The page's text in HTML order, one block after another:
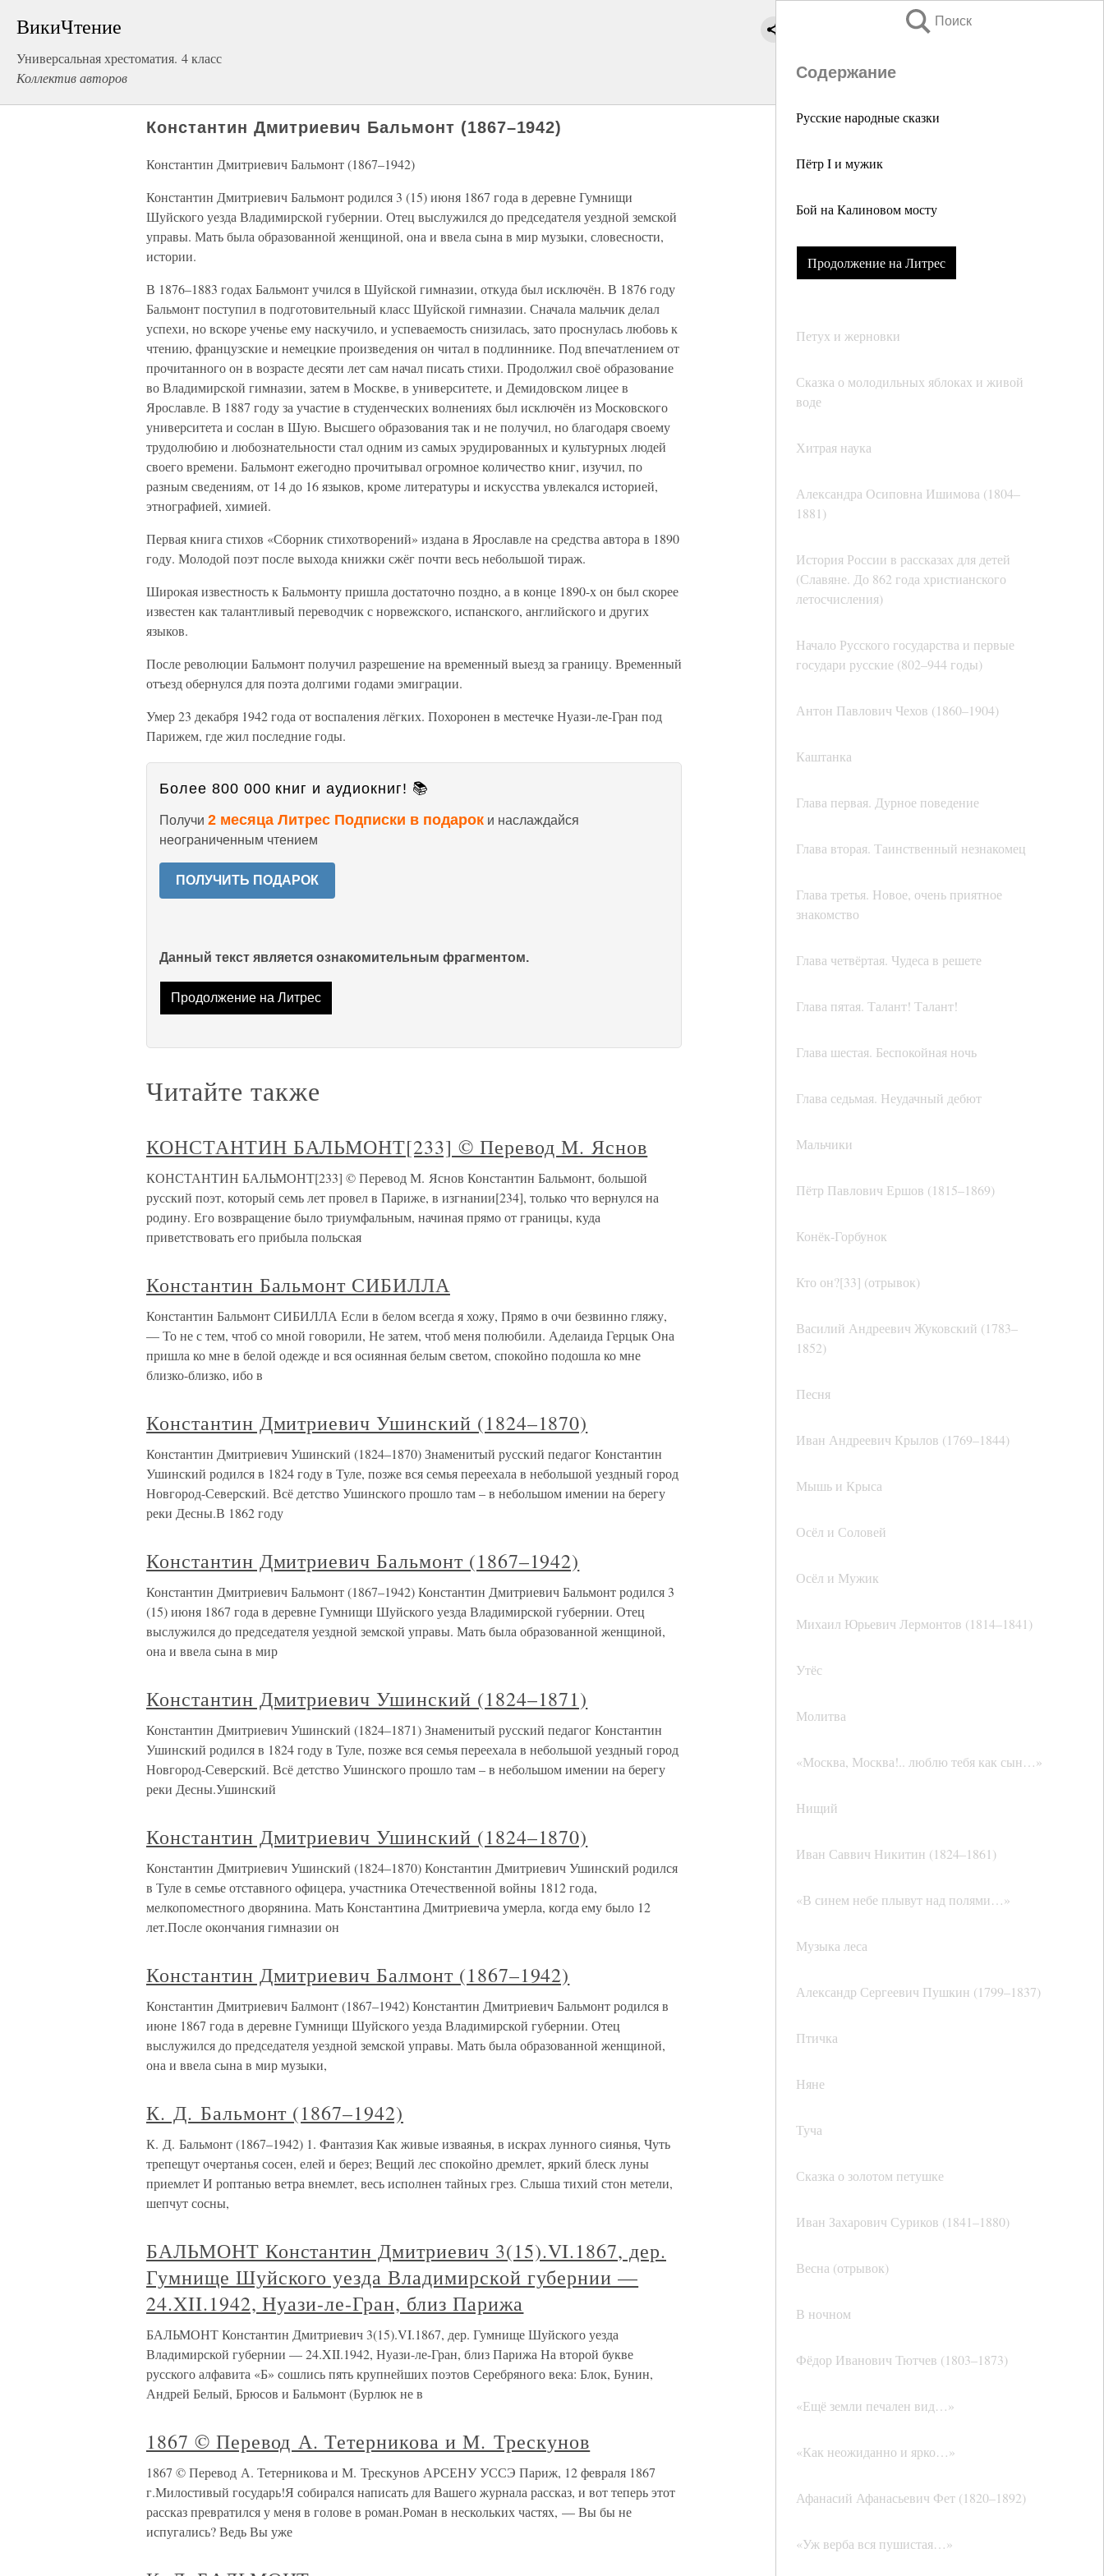
ВикиЧтение
Универсальная хрестоматия. 4 класс
Коллектив авторов
Поиск
Содержание
Русские народные сказки
Пётр I и мужик
Бой на Калиновом мосту
Продолжение на Литрес
Петух и жерновки
Сказка о молодильных яблоках и живой
воде
Хитрая наука
Александра Осиповна Ишимова (1804–
1881)
История России в рассказах для детей
(Славяне. До 862 года христианского
летосчисления)
Начало Русского государства и первые
государи русские (802–944 годы)
Антон Павлович Чехов (1860–1904)
Каштанка
Глава первая. Дурное поведение
Глава вторая. Таинственный незнакомец
Глава третья. Новое, очень приятное
знакомство
Глава четвёртая. Чудеса в решете
Глава пятая. Талант! Талант!
Глава шестая. Беспокойная ночь
Глава седьмая. Неудачный дебют
Мальчики
Пётр Павлович Ершов (1815–1869)
Конёк-Горбунок
Кто он?[33] (отрывок)
Василий Андреевич Жуковский (1783–
1852)
Песня
Иван Андреевич Крылов (1769–1844)
Мышь и Крыса
Осёл и Соловей
Осёл и Мужик
Михаил Юрьевич Лермонтов (1814–1841)
Утёс
Молитва
«Москва, Москва!.. люблю тебя как сын…»
Нищий
Иван Саввич Никитин (1824–1861)
«В синем небе плывут над полями…»
Музыка леса
Александр Сергеевич Пушкин (1799–1837)
Птичка
Няне
Туча
Сказка о золотом петушке
Иван Захарович Суриков (1841–1880)
Весна (отрывок)
В ночном
Фёдор Иванович Тютчев (1803–1873)
«Ещё земли печален вид…»
«Как неожиданно и ярко…»
Афанасий Афанасьевич Фет (1820–1892)
«Уж верба вся пушистая…»
Константин Дмитриевич Бальмонт (1867–1942)
Константин Дмитриевич Бальмонт (1867–1942)
Константин Дмитриевич Бальмонт родился 3 (15) июня 1867 года в деревне Гумнищи
Шуйского уезда Владимирской губернии. Отец выслужился до председателя уездной земской
управы. Мать была образованной женщиной, она и ввела сына в мир музыки, словесности,
истории.
В 1876–1883 годах Бальмонт учился в Шуйской гимназии, откуда был исключён. В 1876 году
Бальмонт поступил в подготовительный класс Шуйской гимназии. Сначала мальчик делал
успехи, но вскоре ученье ему наскучило, и успеваемость снизилась, зато проснулась любовь к
чтению, французские и немецкие произведения он читал в подлиннике. Под впечатлением от
прочитанного он в возрасте десяти лет сам начал писать стихи. Продолжил своё образование
во Владимирской гимназии, затем в Москве, в университете, и Демидовском лицее в
Ярославле. В 1887 году за участие в студенческих волнениях был исключён из Московского
университета и сослан в Шую. Высшего образования так и не получил, но благодаря своему
трудолюбию и любознательности стал одним из самых эрудированных и культурных людей
своего времени. Бальмонт ежегодно прочитывал огромное количество книг, изучил, по
разным сведениям, от 14 до 16 языков, кроме литературы и искусства увлекался историей,
этнографией, химией.
Первая книга стихов «Сборник стихотворений» издана в Ярославле на средства автора в 1890
году. Молодой поэт после выхода книжки сжёг почти весь небольшой тираж.
Широкая известность к Бальмонту пришла достаточно поздно, а в конце 1890-х он был скорее
известен как талантливый переводчик с норвежского, испанского, английского и других
языков.
После революции Бальмонт получил разрешение на временный выезд за границу. Временный
отъезд обернулся для поэта долгими годами эмиграции.
Умер 23 декабря 1942 года от воспаления лёгких. Похоронен в местечке Нуази-ле-Гран под
Парижем, где жил последние годы.
Более 800 000 книг и аудиокниг! 📚
Получи 2 месяца Литрес Подписки в подарок и наслаждайся
неограниченным чтением
ПОЛУЧИТЬ ПОДАРОК
Данный текст является ознакомительным фрагментом.
Продолжение на Литрес
Читайте также
КОНСТАНТИН БАЛЬМОНТ[233] © Перевод М. Яснов
КОНСТАНТИН БАЛЬМОНТ[233] © Перевод М. Яснов Константин Бальмонт, большой
русский поэт, который семь лет провел в Париже, в изгнании[234], только что вернулся на
родину. Его возвращение было триумфальным, начиная прямо от границы, куда
приветствовать его прибыла польская
Константин Бальмонт СИБИЛЛА
Константин Бальмонт СИБИЛЛА Если в белом всегда я хожу, Прямо в очи безвинно гляжу,
— То не с тем, чтоб со мной говорили, Не затем, чтоб меня полюбили. Аделаида Герцык Она
пришла ко мне в белой одежде и вся осиянная белым светом, спокойно подошла ко мне
близко-близко, ибо в
Константин Дмитриевич Ушинский (1824–1870)
Константин Дмитриевич Ушинский (1824–1870) Знаменитый русский педагог Константин
Ушинский родился в 1824 году в Туле, позже вся семья переехала в небольшой уездный город
Новгород-Северский. Всё детство Ушинского прошло там – в небольшом имении на берегу
реки Десны.В 1862 году
Константин Дмитриевич Бальмонт (1867–1942)
Константин Дмитриевич Бальмонт (1867–1942) Константин Дмитриевич Бальмонт родился 3
(15) июня 1867 года в деревне Гумнищи Шуйского уезда Владимирской губернии. Отец
выслужился до председателя уездной земской управы. Мать была образованной женщиной,
она и ввела сына в мир
Константин Дмитриевич Ушинский (1824–1871)
Константин Дмитриевич Ушинский (1824–1871) Знаменитый русский педагог Константин
Ушинский родился в 1824 году в Туле, позже вся семья переехала в небольшой уездный город
Новгород-Северский. Всё детство Ушинского прошло там – в небольшом имении на берегу
реки Десны.Ушинский
Константин Дмитриевич Ушинский (1824–1870)
Константин Дмитриевич Ушинский (1824–1870) Константин Дмитриевич Ушинский родился
в Туле в семье отставного офицера, участника Отечественной войны 1812 года,
мелкопоместного дворянина. Мать Константина Дмитриевича умерла, когда ему было 12
лет.После окончания гимназии он
Константин Дмитриевич Балмонт (1867–1942)
Константин Дмитриевич Балмонт (1867–1942) Константин Дмитриевич Бальмонт родился в
июне 1867 года в деревне Гумнищи Шуйского уезда Владимирской губернии. Отец
выслужился до председателя уездной земской управы. Мать была образованной женщиной,
она и ввела сына в мир музыки,
К. Д. Бальмонт (1867–1942)
К. Д. Бальмонт (1867–1942) 1. Фантазия Как живые изваянья, в искрах лунного сиянья, Чуть
трепещут очертанья сосен, елей и берез; Вещий лес спокойно дремлет, яркий блеск луны
приемлет И роптанью ветра внемлет, весь исполнен тайных грез. Слыша тихий стон метели,
шепчут сосны,
БАЛЬМОНТ Константин Дмитриевич 3(15).VI.1867, дер.
Гумнище Шуйского уезда Владимирской губернии —
24.XII.1942, Нуази-ле-Гран, близ Парижа
БАЛЬМОНТ Константин Дмитриевич 3(15).VI.1867, дер. Гумнище Шуйского уезда
Владимирской губернии — 24.XII.1942, Нуази-ле-Гран, близ Парижа На второй букве
русского алфавита «Б» сошлись пять крупнейших поэтов Серебряного века: Блок, Бунин,
Андрей Белый, Брюсов и Бальмонт (Бурлюк не в
1867 © Перевод А. Тетерникова и М. Трескунов
1867 © Перевод А. Тетерникова и М. Трескунов АРСЕНУ УССЭ Париж, 12 февраля 1867
г.Милостивый государь!Я собирался написать для Вашего журнала рассказ, и вот теперь этот
рассказ превратился у меня в голове в роман.Роман в нескольких частях, — Вы бы не
испугались? Ведь Вы уже